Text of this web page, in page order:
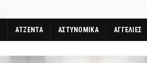
ΑΤΖΕΝΤΑ ΑΣΤΥΝΟΜΙΚΑ ΑΓΓΕΛΙΕΣ